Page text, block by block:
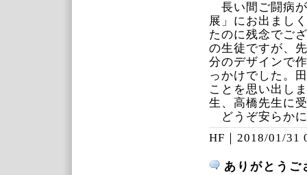
長い間ご闘病
展」にお出まし
たのに残念でご
の生徒ですが、
分のデザインで
っかけでした。
ことを思い出し
生、高橋先生に
どうぞ安らか
HF｜ 2018/01/31
ありがとうご